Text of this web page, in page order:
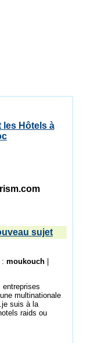
les Hôtels à
sujet
: moukouch
entreprises
multinationale
suis à la
raids ou